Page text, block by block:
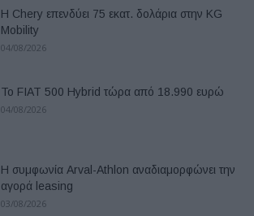
Η Chery επενδύει 75 εκατ. δολάρια στην KG
Mobility
04/08/2026
Το FIAT 500 Hybrid τώρα από 18.990 ευρώ
04/08/2026
Η συμφωνία Arval-Athlon αναδιαμορφώνει την
αγορά leasing
03/08/2026